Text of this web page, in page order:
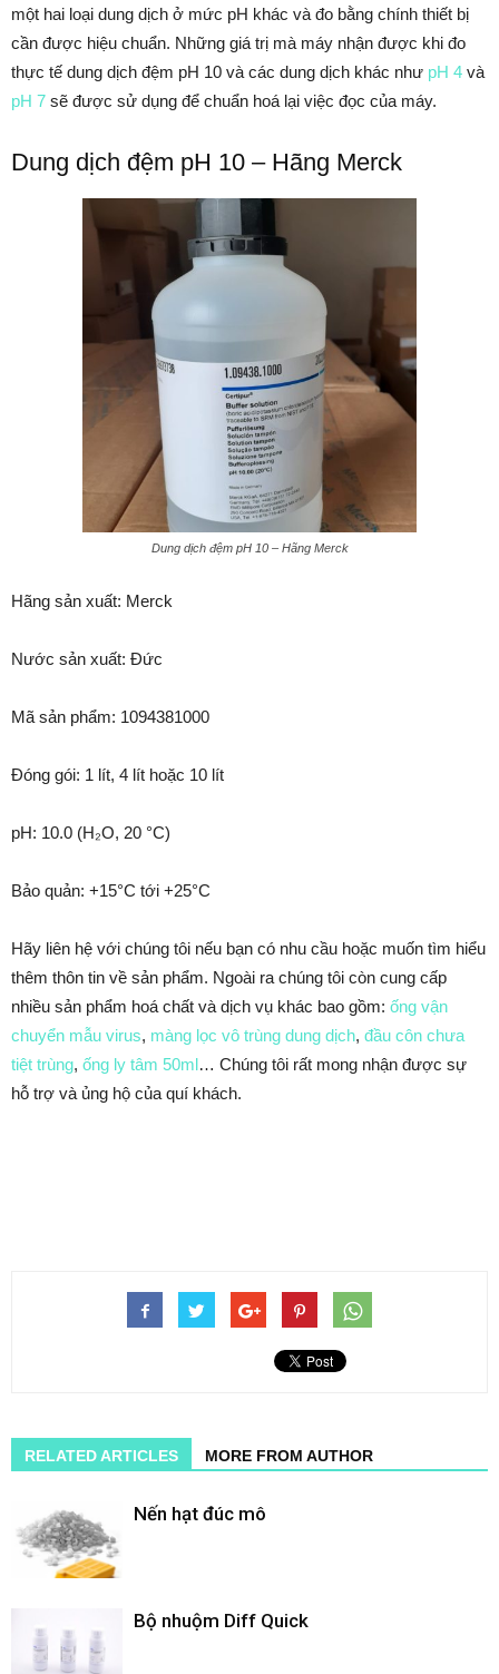
một hai loại dung dịch ở mức pH khác và đo bằng chính thiết bị
cần được hiệu chuẩn. Những giá trị mà máy nhận được khi đo
thực tế dung dịch đệm pH 10 và các dung dịch khác như pH 4 và
pH 7 sẽ được sử dụng để chuẩn hoá lại việc đọc của máy.
Dung dịch đệm pH 10 – Hãng Merck
Dung dịch đệm pH 10 – Hãng Merck
Hãng sản xuất: Merck
Nước sản xuất: Đức
Mã sản phẩm: 1094381000
Đóng gói: 1 lít, 4 lít hoặc 10 lít
pH: 10.0 (H₂O, 20 °C)
Bảo quản: +15°C tới +25°C
Hãy liên hệ với chúng tôi nếu bạn có nhu cầu hoặc muốn tìm hiểu
thêm thôn tin về sản phẩm. Ngoài ra chúng tôi còn cung cấp
nhiều sản phẩm hoá chất và dịch vụ khác bao gồm: ống vận
chuyển mẫu virus, màng lọc vô trùng dung dịch, đầu côn chưa
tiệt trùng, ống ly tâm 50ml… Chúng tôi rất mong nhận được sự
hỗ trợ và ủng hộ của quí khách.
RELATED ARTICLES MORE FROM AUTHOR
Nến hạt đúc mô
Bộ nhuộm Diff Quick